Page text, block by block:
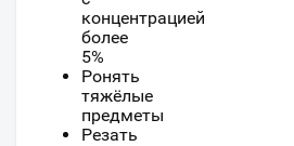
концентрацией
более
5%
Ронять
тяжёлые
предметы
Резать